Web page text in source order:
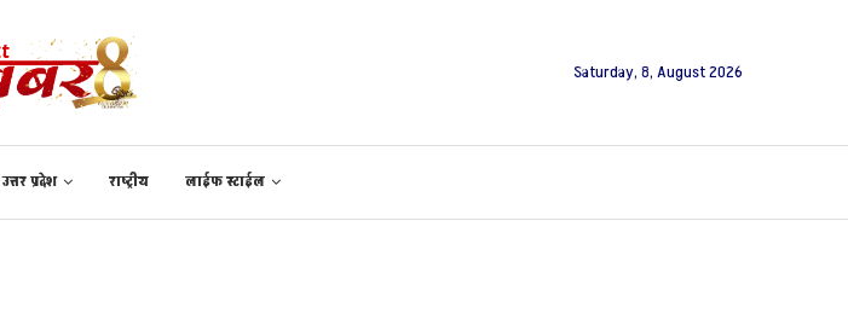
Saturday, 8, August 2026
उत्तर प्रदेश राष्ट्रीय लाईफ स्टाईल